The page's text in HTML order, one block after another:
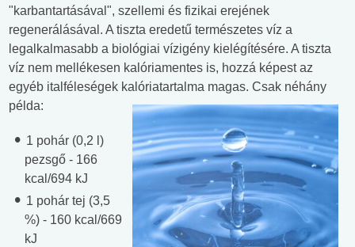
"karbantartásával", szellemi és fizikai erejének
regenerálásával. A tiszta eredetű természetes víz a
legalkalmasabb a biológiai vízigény kielégítésére. A tiszta
víz nem mellékesen kalóriamentes is, hozzá képest az
egyéb italféleségek kalóriatartalma magas. Csak néhány
példa:
1 pohár (0,2 l)
pezsgő - 166
kcal/694 kJ
1 pohár tej (3,5
%) - 160 kcal/669
kJ